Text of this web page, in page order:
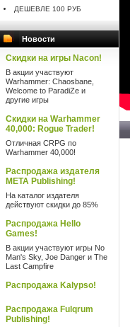
ДЕШЕВЛЕ 100 РУБ
Новости
Скидки на игры Nacon!
В акции участвуют
Warhammer: Chaosbane,
Welcome to ParadiZe и
другие игры
Скидки на Warhammer
40,000: Rogue Trader!
Отличная CRPG по
Warhammer 40,000!
Распродажа издателя
META Publishing!
На каталог издателя
действуют скидки до 85%
Распродажа Hello
Games!
В акции участвуют игры No
Man's Sky, Joe Danger и The
Last Campfire
Распродажа Kalypso!
Распродажа Fulqrum
Publishing!